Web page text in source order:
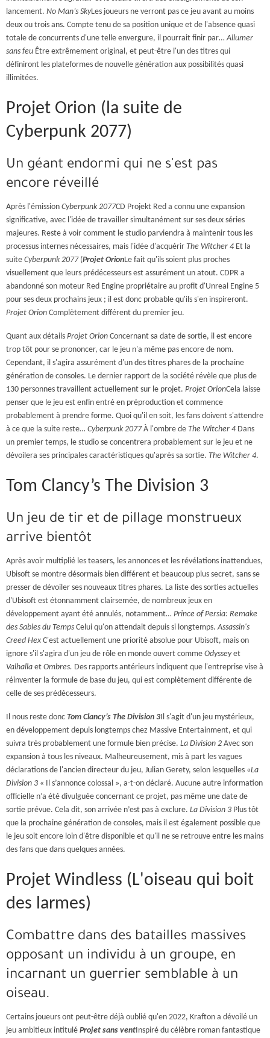
lancement. No Man’s SkyLes joueurs ne verront pas ce jeu avant au moins
deux ou trois ans. Compte tenu de sa position unique et de l'absence quasi
totale de concurrents d'une telle envergure, il pourrait finir par…Allumer
sans feu Être extrêmement original, et peut-être l'un des titres qui
définiront les plateformes de nouvelle génération aux possibilités quasi
illimitées.
Projet Orion (la suite de
Cyberpunk 2077)
Un géant endormi qui ne s'est pas
encore réveillé
Après l'émission Cyberpunk 2077CD Projekt Red a connu une expansion
significative, avec l'idée de travailler simultanément sur ses deux séries
majeures. Reste à voir comment le studio parviendra à maintenir tous les
processus internes nécessaires, mais l'idée d'acquérir The Witcher 4 Et la
suite Cyberpunk 2077(Projet OrionLe fait qu'ils soient plus proches
visuellement que leurs prédécesseurs est assurément un atout. CDPR a
abandonné son moteur Red Engine propriétaire au profit d'Unreal Engine 5
pour ses deux prochains jeux ; il est donc probable qu'ils s'en inspireront.
Projet Orion Complètement différent du premier jeu.
Quant aux détails Projet Orion Concernant sa date de sortie, il est encore
trop tôt pour se prononcer, car le jeu n'a même pas encore de nom.
Cependant, il s'agira assurément d'un des titres phares de la prochaine
génération de consoles. Le dernier rapport de la société révèle que plus de
130 personnes travaillent actuellement sur le projet. Projet OrionCela laisse
penser que le jeu est enfin entré en préproduction et commence
probablement à prendre forme. Quoi qu'il en soit, les fans doivent s'attendre
à ce que la suite reste… Cyberpunk 2077À l'ombre de The Witcher 4 Dans
un premier temps, le studio se concentrera probablement sur le jeu et ne
dévoilera ses principales caractéristiques qu'après sa sortie. The Witcher 4.
Tom Clancy’s The Division 3
Un jeu de tir et de pillage monstrueux
arrive bientôt
Après avoir multiplié les teasers, les annonces et les révélations inattendues,
Ubisoft se montre désormais bien différent et beaucoup plus secret, sans se
presser de dévoiler ses nouveaux titres phares. La liste des sorties actuelles
d'Ubisoft est étonnamment clairsemée, de nombreux jeux en
développement ayant été annulés, notamment… Prince of Persia: Remake
des Sables du Temps Celui qu'on attendait depuis si longtemps.Assassin's
Creed Hex C'est actuellement une priorité absolue pour Ubisoft, mais on
ignore s'il s'agira d'un jeu de rôle en monde ouvert comme Odysseyet
Valhalla et Ombres. Des rapports antérieurs indiquent que l'entreprise vise à
réinventer la formule de base du jeu, qui est complètement différente de
celle de ses prédécesseurs.
Il nous reste donc Tom Clancy’s The Division 3Il s'agit d'un jeu mystérieux,
en développement depuis longtemps chez Massive Entertainment, et qui
suivra très probablement une formule bien précise. La Division 2 Avec son
expansion à tous les niveaux. Malheureusement, mis à part les vagues
déclarations de l'ancien directeur du jeu, Julian Gerety, selon lesquelles «La
Division 3 « Il s’annonce colossal », a-t-on déclaré. Aucune autre information
officielle n’a été divulguée concernant ce projet, pas même une date de
sortie prévue. Cela dit, son arrivée n’est pas à exclure. La Division 3 Plus tôt
que la prochaine génération de consoles, mais il est également possible que
le jeu soit encore loin d'être disponible et qu'il ne se retrouve entre les mains
des fans que dans quelques années.
Projet Windless (L'oiseau qui boit
des larmes)
Combattre dans des batailles massives
opposant un individu à un groupe, en
incarnant un guerrier semblable à un
oiseau.
Certains joueurs ont peut-être déjà oublié qu'en 2022, Krafton a dévoilé un
jeu ambitieux intitulé Projet sans ventInspiré du célèbre roman fantastique